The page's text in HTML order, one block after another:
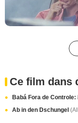
Ce film dans
Babá Fora de Controle:
Ab in den Dschungel